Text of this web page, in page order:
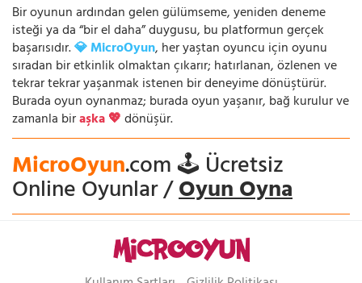
Bir oyunun ardından gelen gülümseme, yeniden deneme
isteği ya da “bir el daha” duygusu, bu platformun gerçek
başarısıdır.💎 MicroOyun, her yaştan oyuncu için oyunu
sıradan bir etkinlik olmaktan çıkarır; hatırlanan, özlenen ve
tekrar tekrar yaşanmak istenen bir deneyime dönüştürür.
Burada oyun oynanmaz; burada oyun yaşanır, bağ kurulur ve
zamanla biraşka 💖dönüşür.
MicroOyun.com 🕹️ Ücretsiz
Online Oyunlar /Oyun Oyna